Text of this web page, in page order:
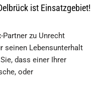
ist Einsatzgebiet!
Partner zu Unrecht
seinen Lebensunterhalt
dass einer Ihrer
oder